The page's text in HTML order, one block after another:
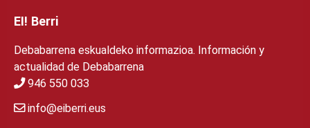
EI! Berri
Debabarrena eskualdeko informazioa. Información y
actualidad de Debabarrena
946 550 033
info@eiberri.eus